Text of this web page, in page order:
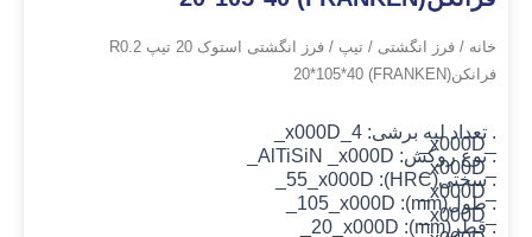
خانه / فرز انگشتی / تیپ
/ فرز انگشتی استوک 20 تیپ R0.2
فرانکن(FRANKEN) 20*105*40
. تعداد لبه برشی: 4_x000D_
_x000D_
. نوع روکش: AlTiSiN _x000D_
_x000D_
. سختی(HRC): 55_x000D_
_x000D_
. طول(mm): 105_x000D_
_x000D_
. قطر(mm): 20_x000D_